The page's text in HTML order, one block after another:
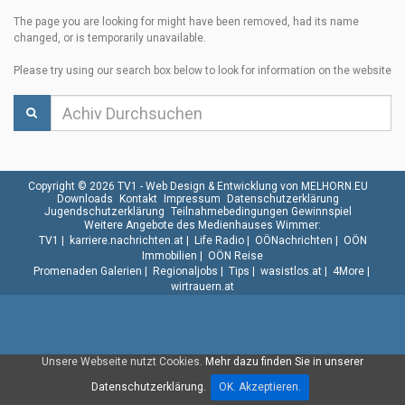
The page you are looking for might have been removed, had its name
changed, or is temporarily unavailable.
Please try using our search box below to look for information on the website
Unsere Webseite nutzt Cookies. Mehr dazu finden Sie in unserer
Datenschutzerklärung.
OK. Akzeptieren.
Copyright © 2026 TV1 - Web Design & Entwicklung von MELHORN.EU
Downloads
Kontakt Impressum
Datenschutzerklärung
Jugendschutzerklärung Teilnahmebedingungen Gewinnspiel
Weitere Angebote des Medienhauses Wimmer:
TV1
karriere.nachrichten.at| Life Radio| OÖNachrichten
OÖN
Immobilien
OÖN Reise
Promenaden Galerien
Regionaljobs Tips wasistlos.at| 4More|
wirtrauern.at